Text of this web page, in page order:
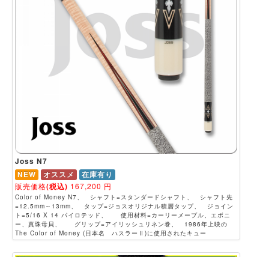
Joss N7
NEW オススメ
在庫有り
販売価格(税込) 167,200 円
Color of Money N7、 シャフト=スタンダードシャフト、 シャフト先
=12.5mm～13mm、 タップ=ジョスオリジナル積層タップ、 ジョイン
ト=5/16 X 14 パイロテッド、 使用材料=カーリーメープル、エボニ
ー、真珠母貝、 グリップ=アイリッシュリネン巻、 1986年上映の
The Color of Money (日本名 ハスラーⅡ)に使用されたキュー